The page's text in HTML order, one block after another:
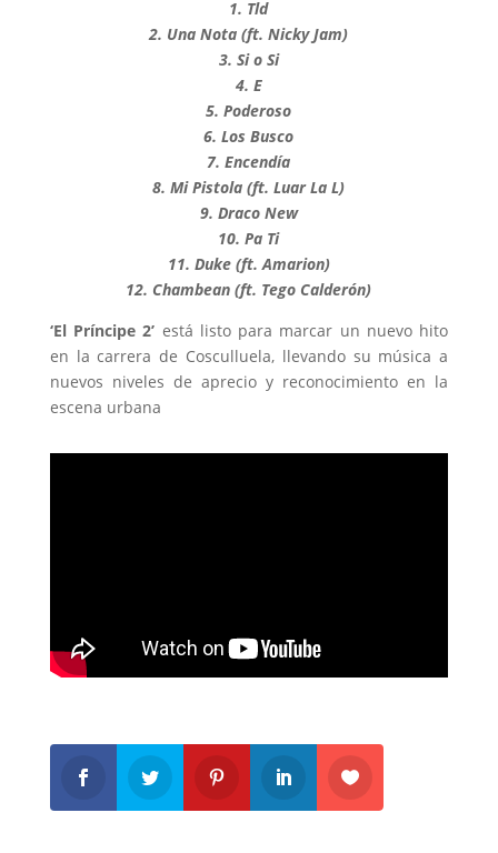
1. Tld
2. Una Nota (ft. Nicky Jam)
3. Si o Si
4. E
5. Poderoso
6. Los Busco
7. Encendía
8. Mi Pistola (ft. Luar La L)
9. Draco New
10. Pa Ti
11. Duke (ft. Amarion)
12. Chambean (ft. Tego Calderón)
‘El Príncipe 2’ está listo para marcar un nuevo hito
en la carrera de Cosculluela, llevando su música a
nuevos niveles de aprecio y reconocimiento en la
escena urbana